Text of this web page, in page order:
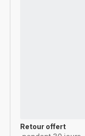
Retour offert